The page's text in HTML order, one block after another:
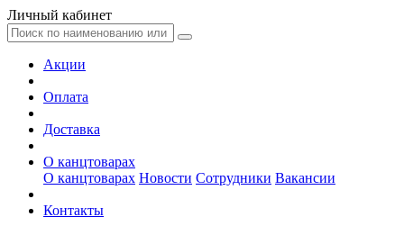
Личный кабинет
Акции
Оплата
Доставка
О канцтоварах
О канцтоварах Новости Сотрудники Вакансии
Контакты